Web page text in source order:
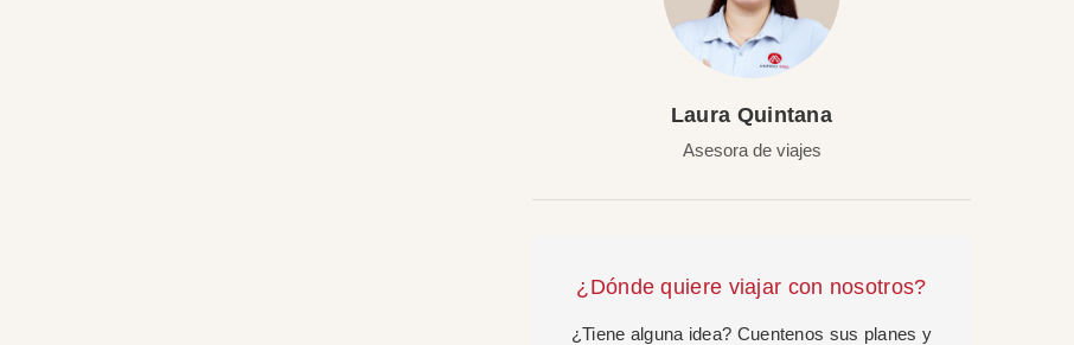
Laura Quintana
Asesora de viajes
¿Dónde quiere viajar con nosotros?
¿Tiene alguna idea? Cuentenos sus planes y